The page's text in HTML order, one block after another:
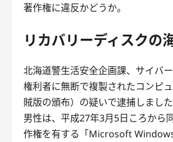
著作権に違反かどうか。
リカバリーディスクの
北海道警生活安全企画課、サイバ
権利者に無断で複製されたコンピ
賊版の頒布）の疑いで逮捕しました
男性は、平成27年3月5日ころから
作権を有する「Microsoft